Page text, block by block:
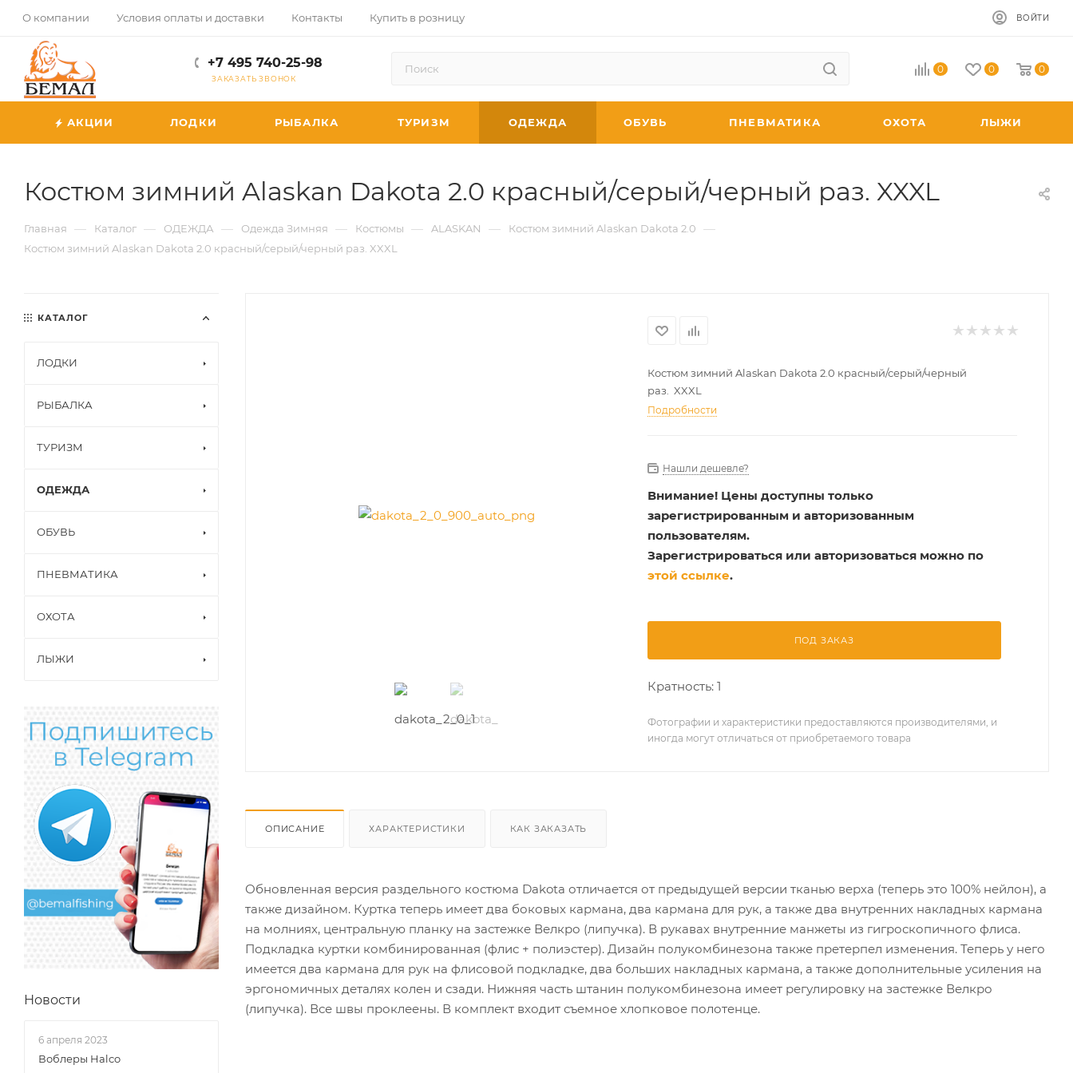
О компании Условия оплаты и доставки Контакты Купить в розницу ВОЙТИ
+7 495 740-25-98
ЗАКАЗАТЬ ЗВОНОК
0 0 0
АКЦИИ ЛОДКИ РЫБАЛКА ТУРИЗМ ОДЕЖДА ОБУВЬ ПНЕВМАТИКА ОХОТА ЛЫЖИ
Костюм зимний Alaskan Dakota 2.0 красный/серый/черный раз. XXXL
Главная — Каталог — ОДЕЖДА — Одежда Зимняя — Костюмы — ALASKAN — Костюм зимний Alaskan Dakota 2.0 —
Костюм зимний Alaskan Dakota 2.0 красный/серый/черный раз. XXXL
Костюм зимний Alaskan Dakota 2.0 красный/серый/черный
раз. XXXL
Подробности
Нашли дешевле?
Внимание! Цены доступны только
зарегистрированным и авторизованным
пользователям.
Зарегистрироваться или авторизоваться можно по
этой ссылке.
ПОД ЗАКАЗ
Кратность: 1
Фотографии и характеристики предоставляются производителями, и
иногда могут отличаться от приобретаемого товара
ОПИСАНИЕ ХАРАКТЕРИСТИКИ КАК ЗАКАЗАТЬ
Обновленная версия раздельного костюма Dakota отличается от предыдущей версии тканью верха (теперь это 100% нейлон), а
также дизайном. Куртка теперь имеет два боковых кармана, два кармана для рук, а также два внутренних накладных кармана
на молниях, центральную планку на застежке Велкро (липучка). В рукавах внутренние манжеты из гигроскопичного флиса.
Подкладка куртки комбинированная (флис + полиэстер). Дизайн полукомбинезона также претерпел изменения. Теперь у него
имеется два кармана для рук на флисовой подкладке, два больших накладных кармана, а также дополнительные усиления на
эргономичных деталях колен и сзади. Нижняя часть штанин полукомбинезона имеет регулировку на застежке Велкро
(липучка). Все швы проклеены. В комплект входит съемное хлопковое полотенце.
КАТАЛОГ
ЛОДКИ
РЫБАЛКА
ТУРИЗМ
ОДЕЖДА
ОБУВЬ
ПНЕВМАТИКА
ОХОТА
ЛЫЖИ
Новости
6 апреля 2023
Воблеры Halco